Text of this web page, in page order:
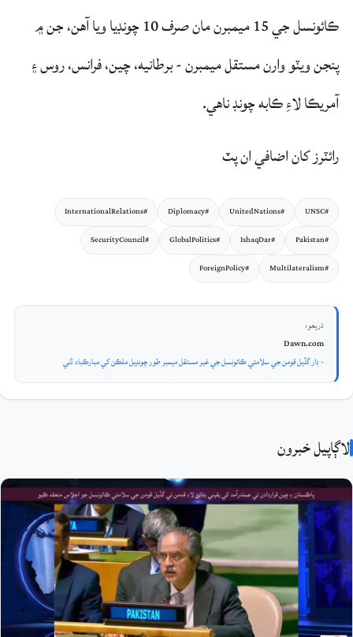
ڪائونسل جي 15 ميمبرن مان صرف 10 چونڊيا ويا آهن، جن ۾
پنجن ويٽو وارن مستقل ميمبرن - برطانيه، چين، فرانس، روس ۽
آمريڪا لاءِ ڪابه چونڊ ناهي.
رائٽرز کان اضافي ان پٽ
#UNSC
#UnitedNations
#Diplomacy
#InternationalRelations
#Pakistan
#IshaqDar
#GlobalPolitics
#SecurityCouncil
#Multilateralism
#ForeignPolicy
ذريعو:
Dawn.com
- ڊار گڏيل قومن جي سلامتي ڪائونسل جي غير مستقل ميمبر طور چونڊيل ملڪن کي مبارڪباد ڏني
لاڳاپيل خبرون